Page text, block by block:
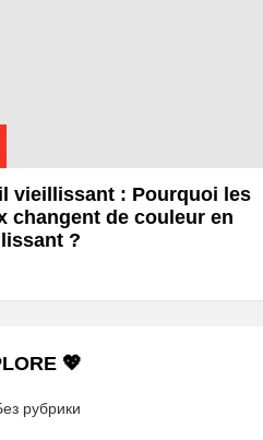
vieillissant : Pourquoi les
changent de couleur en
?
💖
рубрики